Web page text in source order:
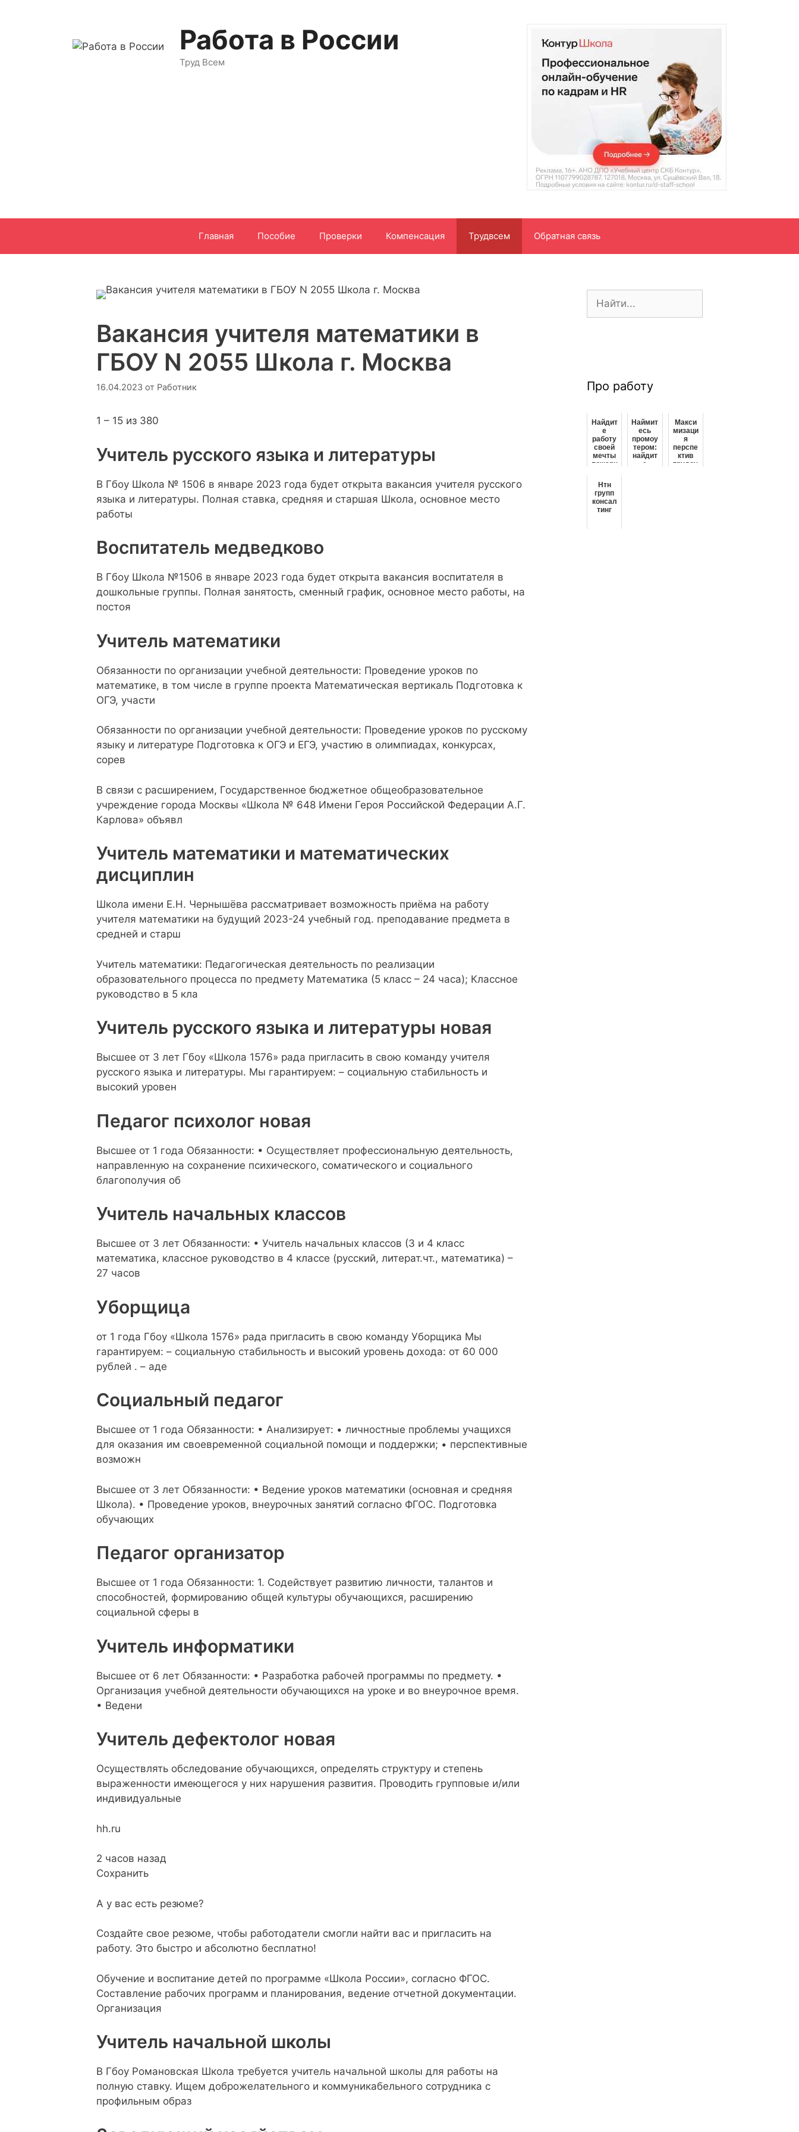
Работа в России
Труд Всем
Главная Пособие Проверки Компенсация Трудвсем Обратная связь
Вакансия учителя математики в
ГБОУ N 2055 Школа г. Москва
16.04.2023 от Работник
1 – 15 из 380
Учитель русского языка и литературы
В Гбоу Школа № 1506 в январе 2023 года будет открыта вакансия учителя русского
языка и литературы. Полная ставка, средняя и старшая Школа, основное место
работы
Воспитатель медведково
В Гбоу Школа №1506 в январе 2023 года будет открыта вакансия воспитателя в
дошкольные группы. Полная занятость, сменный график, основное место работы, на
постоя
Учитель математики
Обязанности по организации учебной деятельности: Проведение уроков по
математике, в том числе в группе проекта Математическая вертикаль Подготовка к
ОГЭ, участи
Обязанности по организации учебной деятельности: Проведение уроков по русскому
языку и литературе Подготовка к ОГЭ и ЕГЭ, участию в олимпиадах, конкурсах,
сорев
В связи с расширением, Государственное бюджетное общеобразовательное
учреждение города Москвы «Школа № 648 Имени Героя Российской Федерации А.Г.
Карлова» объявл
Учитель математики и математических
дисциплин
Школа имени Е.Н. Чернышёва рассматривает возможность приёма на работу
учителя математики на будущий 2023-24 учебный год. преподавание предмета в
средней и старш
Учитель математики: Педагогическая деятельность по реализации
образовательного процесса по предмету Математика (5 класс – 24 часа); Классное
руководство в 5 кла
Учитель русского языка и литературы новая
Высшее от 3 лет Гбоу «Школа 1576» рада пригласить в свою команду учителя
русского языка и литературы. Мы гарантируем: – социальную стабильность и
высокий уровен
Педагог психолог новая
Высшее от 1 года Обязанности: • Осуществляет профессиональную деятельность,
направленную на сохранение психического, соматического и социального
благополучия об
Учитель начальных классов
Высшее от 3 лет Обязанности: • Учитель начальных классов (3 и 4 класс
математика, классное руководство в 4 классе (русский, литерат.чт., математика) –
27 часов
Уборщица
от 1 года Гбоу «Школа 1576» рада пригласить в свою команду Уборщика Мы
гарантируем: – социальную стабильность и высокий уровень дохода: от 60 000
рублей . – аде
Социальный педагог
Высшее от 1 года Обязанности: • Анализирует: • личностные проблемы учащихся
для оказания им своевременной социальной помощи и поддержки; • перспективные
возможн
Высшее от 3 лет Обязанности: • Ведение уроков математики (основная и средняя
Школа). • Проведение уроков, внеурочных занятий согласно ФГОС. Подготовка
обучающих
Педагог организатор
Высшее от 1 года Обязанности: 1. Содействует развитию личности, талантов и
способностей, формированию общей культуры обучающихся, расширению
социальной сферы в
Учитель информатики
Высшее от 6 лет Обязанности: • Разработка рабочей программы по предмету. •
Организация учебной деятельности обучающихся на уроке и во внеурочное время.
• Ведени
Учитель дефектолог новая
Осуществлять обследование обучающихся, определять структуру и степень
выраженности имеющегося у них нарушения развития. Проводить групповые и/или
индивидуальные
hh.ru
2 часов назад
Сохранить
А у вас есть резюме?
Создайте свое резюме, чтобы работодатели смогли найти вас и пригласить на
работу. Это быстро и абсолютно бесплатно!
Обучение и воспитание детей по программе «Школа России», согласно ФГОС.
Составление рабочих программ и планирования, ведение отчетной документации.
Организация
Учитель начальной школы
В Гбоу Романовская Школа требуется учитель начальной школы для работы на
полную ставку. Ищем доброжелательного и коммуникабельного сотрудника с
профильным образ
Про работу
Найдит
е
работу
своей
мечты
пожарн
изучит
е
возмож
ности
здесь
Наймит
есь
промоу
тером:
найдит
е
Макси
мизаци
я
перспе
ктив
трудоу
Нтн
групп
консал
тинг